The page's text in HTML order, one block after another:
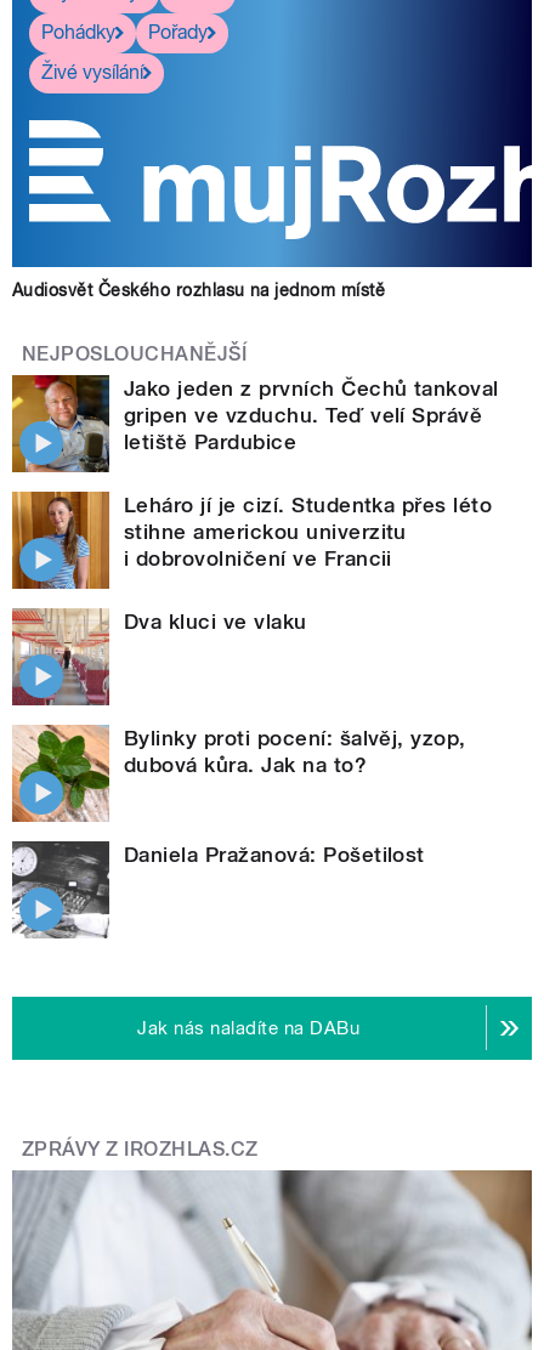
Pohádky
Pořady
Živé vysílání
Audiosvět Českého rozhlasu na jednom místě
NEJPOSLOUCHANĚJŠÍ
Jako jeden z prvních Čechů tankoval
gripen ve vzduchu. Teď velí Správě
letiště Pardubice
Leháro jí je cizí. Studentka přes léto
stihne americkou univerzitu
i dobrovolničení ve Francii
Dva kluci ve vlaku
Bylinky proti pocení: šalvěj, yzop,
dubová kůra. Jak na to?
Daniela Pražanová: Pošetilost
Jak nás naladíte na DABu
ZPRÁVY Z IROZHLAS.CZ